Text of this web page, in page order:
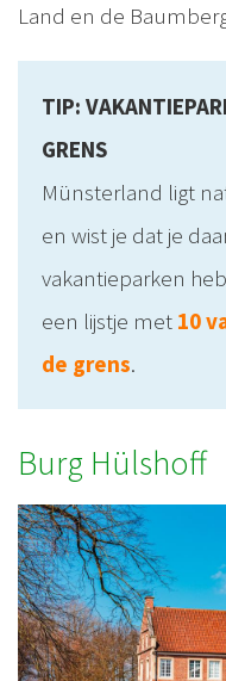
Land en de
TIP:
GRENS
Münsterland ligt
en wist je dat je
vakantieparken
een lijstje met 10
de grens.
Burg Hülshoff